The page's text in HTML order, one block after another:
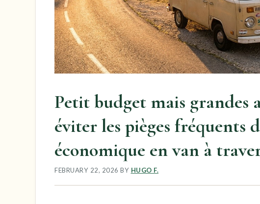
Petit budget mais grandes
éviter les pièges fréquents
économique en van à
FEBRUARY 22, 2026 BY HUGO F.